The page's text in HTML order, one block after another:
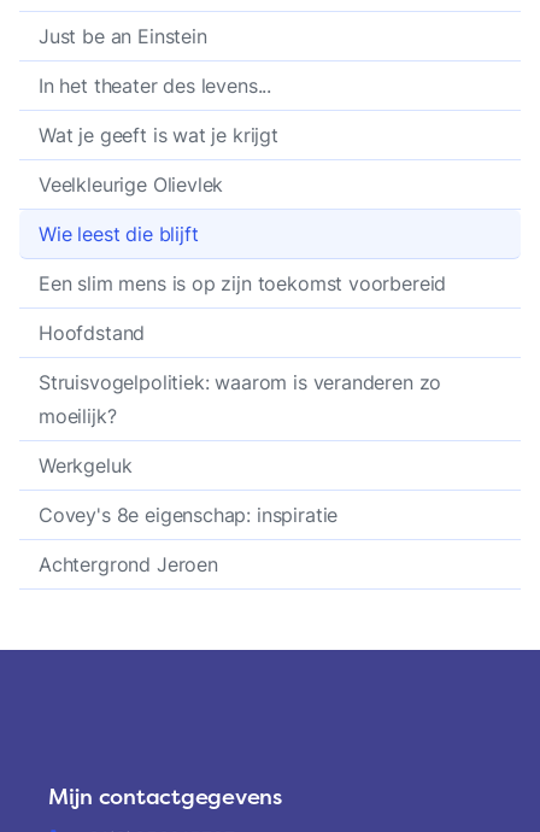
Just be an Einstein
In het theater des levens...
Wat je geeft is wat je krijgt
Veelkleurige Olievlek
Wie leest die blijft
Een slim mens is op zijn toekomst voorbereid
Hoofdstand
Struisvogelpolitiek: waarom is veranderen zo
moeilijk?
Werkgeluk
Covey's 8e eigenschap: inspiratie
Achtergrond Jeroen
Mijn contactgegevens